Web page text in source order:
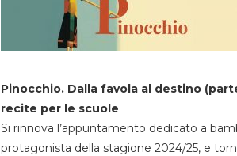
Pinocchio. Dalla favola al destino
recite per le scuole
Si rinnova l’appuntamento dedicato a
protagonista della stagione 2024/25, e